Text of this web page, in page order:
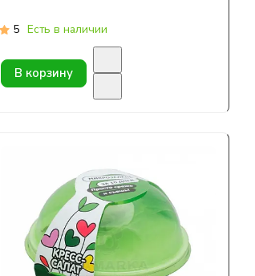
5 Есть в наличии
В корзину